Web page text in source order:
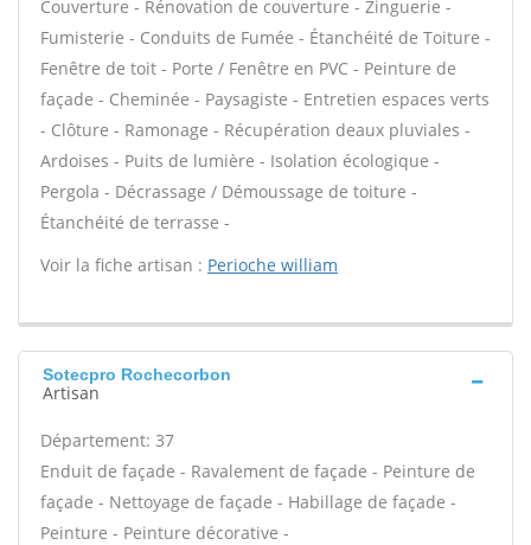
Couverture - Rénovation de couverture - Zinguerie -
Fumisterie - Conduits de Fumée - Étanchéité de Toiture -
Fenêtre de toit - Porte / Fenêtre en PVC - Peinture de
façade - Cheminée - Paysagiste - Entretien espaces verts
- Clôture - Ramonage - Récupération deaux pluviales -
Ardoises - Puits de lumière - Isolation écologique -
Pergola - Décrassage / Démoussage de toiture -
Étanchéité de terrasse -
Voir la fiche artisan : Perioche william
Sotecpro Rochecorbon
Artisan
Département: 37
Enduit de façade - Ravalement de façade - Peinture de
façade - Nettoyage de façade - Habillage de façade -
Peinture - Peinture décorative -